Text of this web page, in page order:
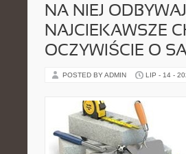
NA NIEJ
NAJCIEKAWSZE
OCZYWIŚCIE O
POSTED BY ADMIN LIP - 14 -